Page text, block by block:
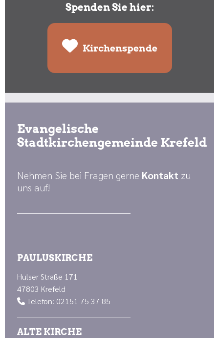
Spenden Sie hier:
Kirchenspende
Evangelische
Stadtkirchengemeinde Krefeld
Nehmen Sie bei Fragen gerne Kontakt zu
uns auf!
PAULUSKIRCHE
Hülser Straße 171
47803 Krefeld
 Telefon: 02151 75 37 85
ALTE KIRCHE